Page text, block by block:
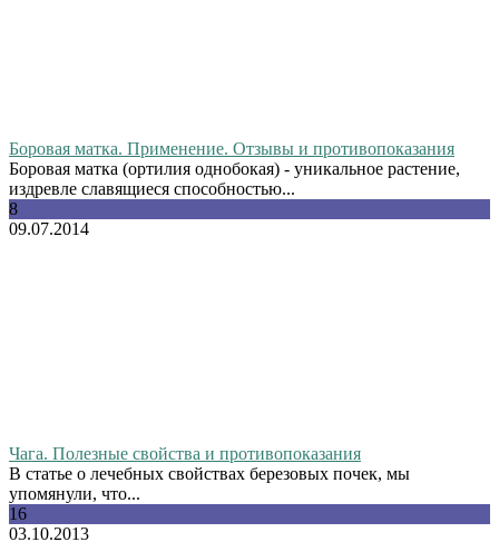
Боровая матка. Применение. Отзывы и противопоказания
Боровая матка (ортилия однобокая) - уникальное растение,
издревле славящиеся способностью...
8
09.07.2014
Чага. Полезные свойства и противопоказания
В статье о лечебных свойствах березовых почек, мы
упомянули, что...
16
03.10.2013